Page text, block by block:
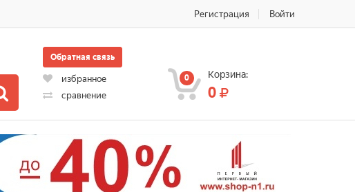
Регистрация Войти
Обратная связь
избранное
сравнение
0 Корзина:
0